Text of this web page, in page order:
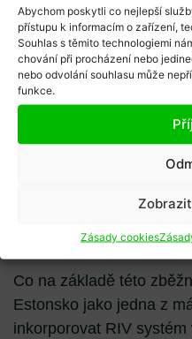
Abychom poskytli co nejlepší
přístupu k informacím o zařízení,
Souhlas s těmito technologiemi
chování při procházení nebo
nebo odvolání souhlasu může
funkce.
Zásady cookies
suverénně nejvyšší
mírně snížila. Počet
den, vytrvale stoupá.
Z dat vyplývá, že rychlá
alternativních nevede k
účasti. Lze tedy
internetových voleb byla
návyky jednotlivců.
Co dodat?
Co na základě této
Estonsko jako jedna z
inkorporovat RIV